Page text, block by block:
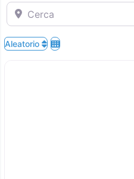
Cerca
Aleatorio